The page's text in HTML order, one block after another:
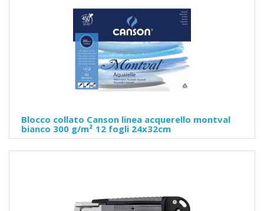
Blocco collato Canson linea acquerello montval
bianco 300 g/m² 12 fogli 24x32cm